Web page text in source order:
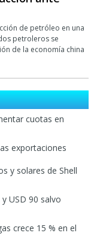
de petróleo en una
petroleros se
de la economía china
cuotas en
exportaciones
y solares de Shell
USD 90 salvo
crece 15 % en el